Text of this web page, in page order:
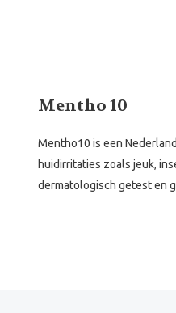
Mentho 10
Mentho10 is een
huidirritaties zoals jeuk,
dermatologisch getest en